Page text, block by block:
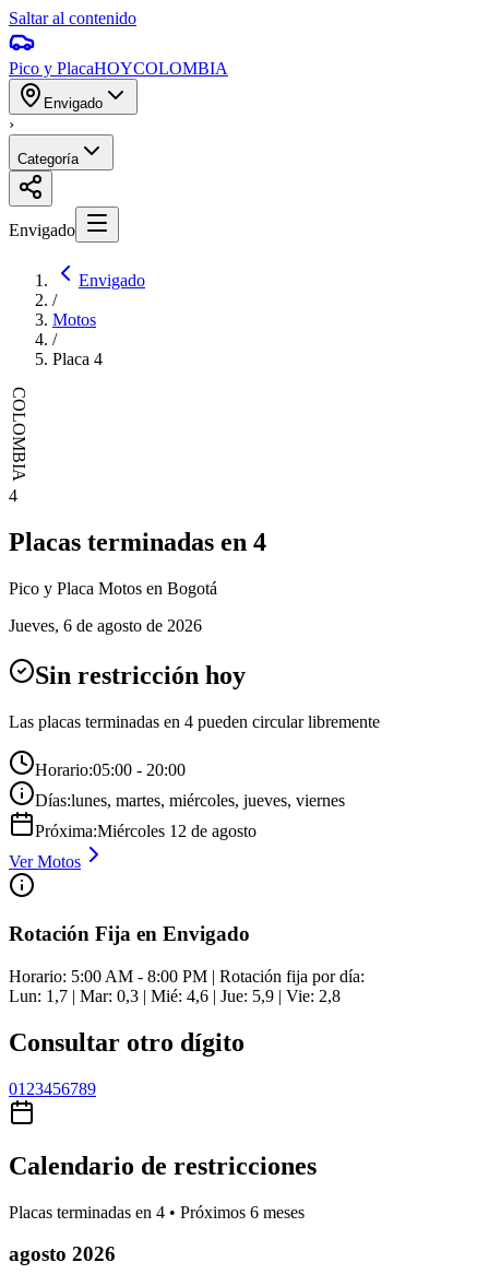
Saltar al contenido
Pico y PlacaHOYCOLOMBIA
Envigado
›
Categoría
Envigado
Envigado
/
Motos
/
Placa 4
COLOMBIA
4
Placas terminadas en 4
Pico y Placa Motos en Bogotá
Jueves, 6 de agosto de 2026
Sin restricción hoy
Las placas terminadas en 4 pueden circular libremente
Horario:05:00 - 20:00
Días:lunes, martes, miércoles, jueves, viernes
Próxima:Miércoles 12 de agosto
VerMotos
Rotación Fija en Envigado
Horario: 5:00 AM - 8:00 PM | Rotación fija por día:
Lun: 1,7 | Mar: 0,3 | Mié: 4,6 | Jue: 5,9 | Vie: 2,8
Consultar otro dígito
01 23456789
Calendario de restricciones
Placas terminadas en 4 • Próximos 6 meses
agosto 2026